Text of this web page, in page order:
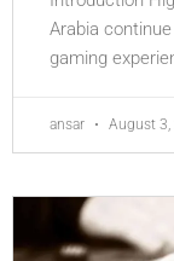
Arabia
gaming
ansar August 3,